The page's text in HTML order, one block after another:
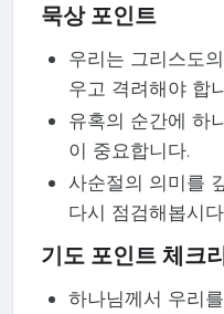
묵상 포인트
우리는 그리스도
우고 격려해야 합
유혹의 순간에 하
이 중요합니다.
사순절의 의미를
다시 점검해봅시
기도 포인트 체크
하나님께서 우리